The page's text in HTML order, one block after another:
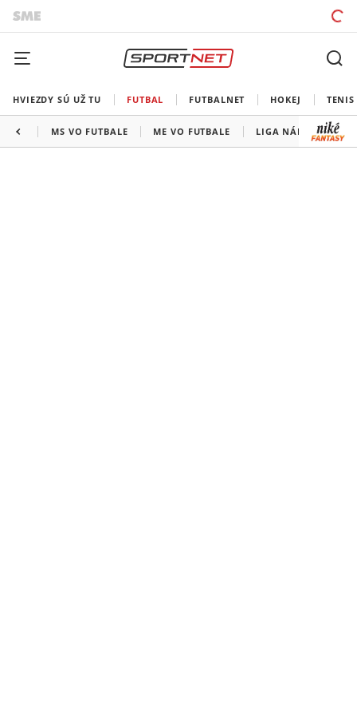
HVIEZDY SÚ UŽ TU FUTBAL FUTBALNET HOKEJ TENIS
MS VO FUTBALE ME VO FUTBALE LIGA NÁRODOV